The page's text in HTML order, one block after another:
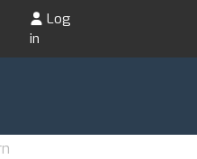
Log
in